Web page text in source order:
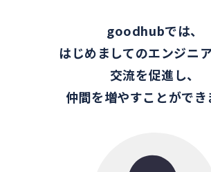
goodhubでは、
はじめましてのエンジニ
交流を促進し、
仲間を増やすことができ